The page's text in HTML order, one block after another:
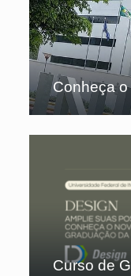
Conheça
Curso de